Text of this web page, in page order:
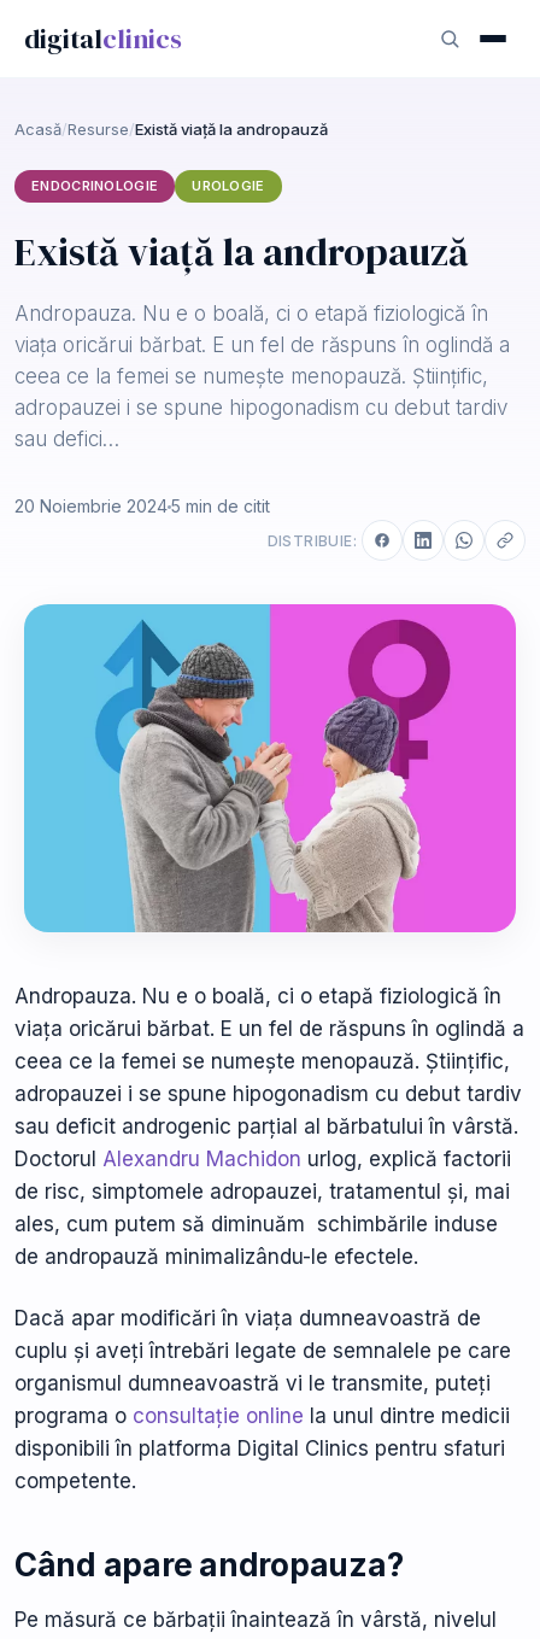
digitalclinics
Acasă/Resurse/Există viață la andropauză
ENDOCRINOLOGIE UROLOGIE
Există viață la andropauză
Andropauza. Nu e o boală, ci o etapă fiziologică în
viața oricărui bărbat. E un fel de răspuns în oglindă a
ceea ce la femei se numește menopauză. Științific,
adropauzei i se spune hipogonadism cu debut tardiv
sau defici…
20 Noiembrie 20245 min de citit
DISTRIBUIE:
Andropauza. Nu e o boală, ci o etapă fiziologică în
viața oricărui bărbat. E un fel de răspuns în oglindă a
ceea ce la femei se numește menopauză. Științific,
adropauzei i se spune hipogonadism cu debut tardiv
sau deficit androgenic parțial al bărbatului în vârstă.
Doctorul Alexandru Machidon urlog, explică factorii
de risc, simptomele adropauzei, tratamentul și, mai
ales, cum putem să diminuăm schimbările induse
de andropauză minimalizându-le efectele.
Dacă apar modificări în viața dumneavoastră de
cuplu și aveți întrebări legate de semnalele pe care
organismul dumneavoastră vi le transmite, puteți
programa o consultație online la unul dintre medicii
disponibili în platforma Digital Clinics pentru sfaturi
competente.
Când apare andropauza?
Pe măsură ce bărbații înaintează în vârstă, nivelul